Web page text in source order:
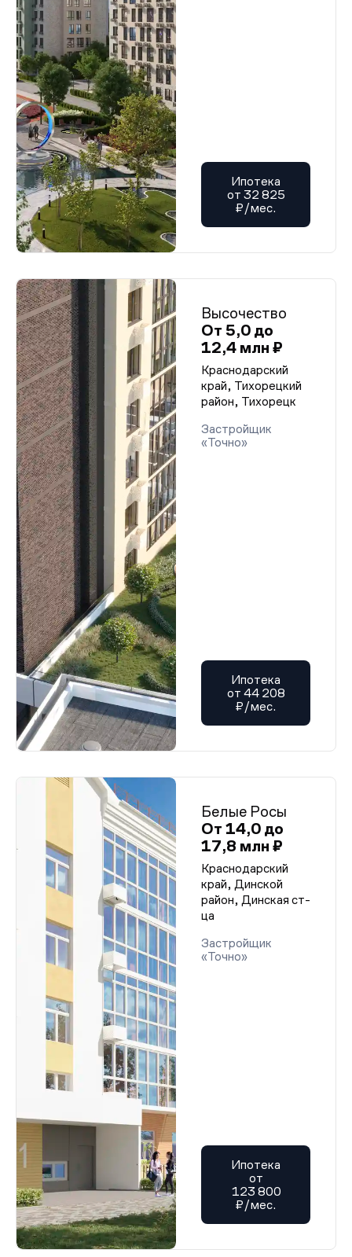
Ипотека
от 32 825
₽/мес.
Высочество
От 5,0 до
12,4 млн ₽
Краснодарский
край, Тихорецкий
район, Тихорецк
Застройщик
«Точно»
Ипотека
от 44 208
₽/мес.
Белые Росы
От 14,0 до
17,8 млн ₽
Краснодарский
край, Динской
район, Динская ст-
ца
Застройщик
«Точно»
Ипотека
от
123 800
₽/мес.